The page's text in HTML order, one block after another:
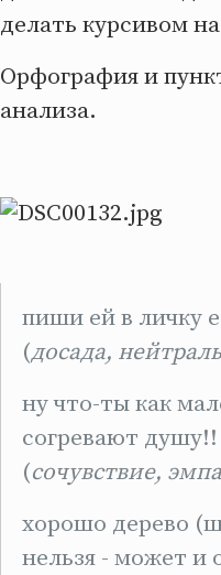
делать курсивом
Орфография и
анализа.
пиши ей в личку
(досада,
ну что-ты как
согревают душу!!
(сочувствие,
хорошо дерево
нельзя - может и